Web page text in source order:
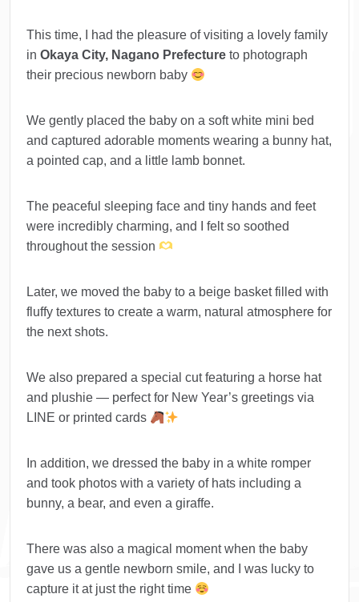
This time, I had the pleasure of visiting a lovely family
in Okaya City, Nagano Prefecture to photograph
their precious newborn baby
We gently placed the baby on a soft white mini bed
and captured adorable moments wearing a bunny hat,
a pointed cap, and a little lamb bonnet.
The peaceful sleeping face and tiny hands and feet
were incredibly charming, and I felt so soothed
throughout the session
Later, we moved the baby to a beige basket filled with
fluffy textures to create a warm, natural atmosphere for
the next shots.
We also prepared a special cut featuring a horse hat
and plushie — perfect for New Year’s greetings via
LINE or printed cards
In addition, we dressed the baby in a white romper
and took photos with a variety of hats including a
bunny, a bear, and even a giraffe.
There was also a magical moment when the baby
gave us a gentle newborn smile, and I was lucky to
capture it at just the right time